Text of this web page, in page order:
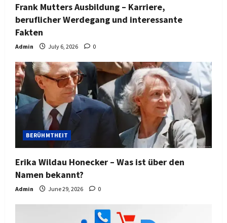
Frank Mutters Ausbildung – Karriere,
beruflicher Werdegang und interessante
Fakten
Admin July 6, 2026 0
BERÜHMTHEIT
Erika Wildau Honecker – Was ist über den
Namen bekannt?
Admin June 29, 2026 0